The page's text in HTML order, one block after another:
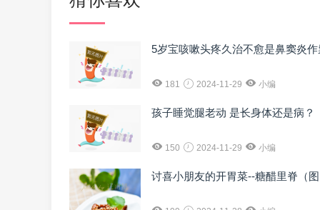
5岁宝咳嗽头疼久治不愈是鼻窦炎作
181 2024-11-29 小编
孩子睡觉腿老动 是长身体还是病？
150 2024-11-29 小编
讨喜小朋友的开胃菜--糖醋里脊（